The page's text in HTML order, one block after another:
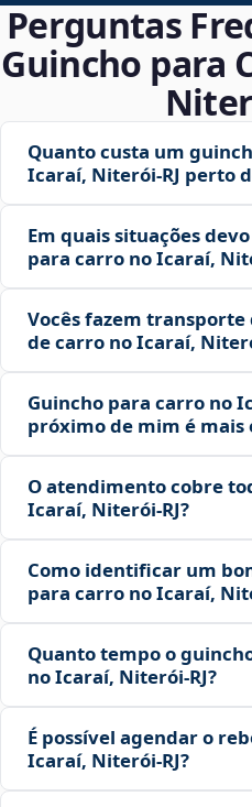
Perguntas
Guincho para
Quanto custa um
Icaraí, Niterói‑RJ perto
Em quais situações
para carro no Icaraí,
Vocês fazem
de carro no Icaraí,
Guincho para carro no
próximo de mim é mais
O atendimento cobre
Icaraí, Niterói‑RJ?
Como identificar um
para carro no Icaraí,
Quanto tempo o
no Icaraí, Niterói‑RJ?
É possível agendar o
Icaraí, Niterói‑RJ?